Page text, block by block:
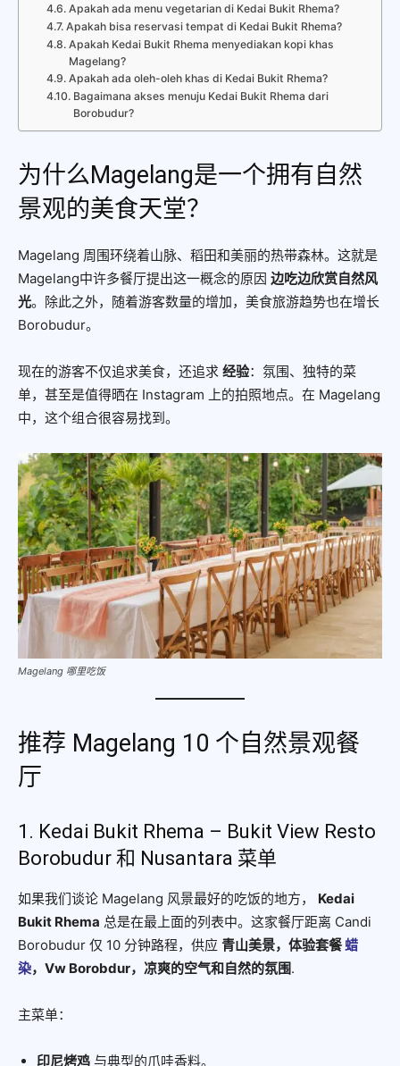
Apakah ada menu vegetarian di Kedai Bukit Rhema?
Apakah bisa reservasi tempat di Kedai Bukit Rhema?
Apakah Kedai Bukit Rhema menyediakan kopi khas
Magelang?
Apakah ada oleh-oleh khas di Kedai Bukit Rhema?
Bagaimana akses menuju Kedai Bukit Rhema dari
Borobudur?
为什么Magelang是一个拥有自然
景观的美食天堂？
Magelang 周围环绕着山脉、稻田和美丽的热带森林。这就是
Magelang中许多餐厅提出这一概念的原因 边吃边欣赏自然风
光。除此之外，随着游客数量的增加，美食旅游趋势也在增长
Borobudur。
现在的游客不仅追求美食，还追求 经验：氛围、独特的菜
单，甚至是值得晒在 Instagram 上的拍照地点。在 Magelang
中，这个组合很容易找到。
Magelang 哪里吃饭
推荐 Magelang 10 个自然景观餐
厅
1. Kedai Bukit Rhema – Bukit View Resto
Borobudur 和 Nusantara 菜单
如果我们谈论 Magelang 风景最好的吃饭的地方， Kedai
Bukit Rhema 总是在最上面的列表中。这家餐厅距离 Candi
Borobudur 仅 10 分钟路程，供应 青山美景，体验套餐蜡
染，Vw Borobdur，凉爽的空气和自然的氛围.
主菜单：
印尼烤鸡 与典型的爪哇香料。